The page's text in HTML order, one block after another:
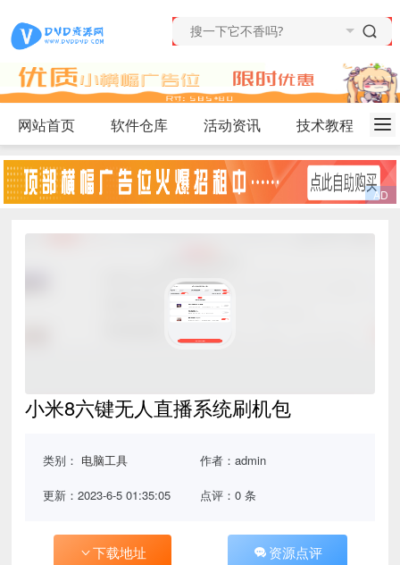
网站首页 软件仓库 活动资讯 技术教程
小米8六键无人直播系统刷机包
类别： 电脑工具 作者：admin
更新：2023-6-5 01:35:05 点评：0 条
下载地址 资源点评